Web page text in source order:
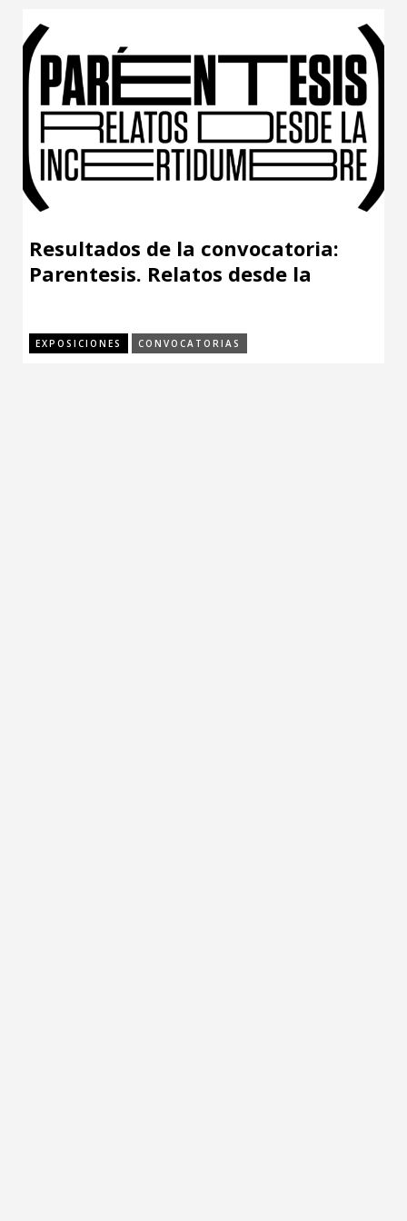
Resultados de la convocatoria:
Parentesis. Relatos desde la
EXPOSICIONES CONVOCATORIAS